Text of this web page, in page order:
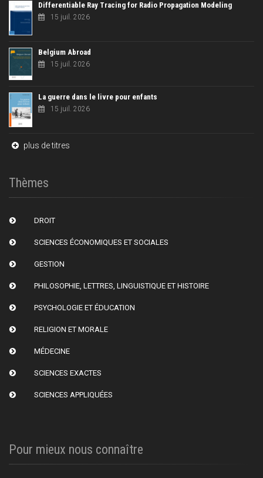
Differentiable Ray Tracing for Radio Propagation Modeling
15 juil. 2026
Belgium Abroad
15 juil. 2026
La guerre dans le livre pour enfants
15 juil. 2026
plus de titres
Thèmes
DROIT
SCIENCES ÉCONOMIQUES ET SOCIALES
GESTION
PHILOSOPHIE, LETTRES, LINGUISTIQUE ET HISTOIRE
PSYCHOLOGIE ET ÉDUCATION
RELIGION ET MORALE
MÉDECINE
SCIENCES EXACTES
SCIENCES APPLIQUÉES
Pour mieux nous connaître